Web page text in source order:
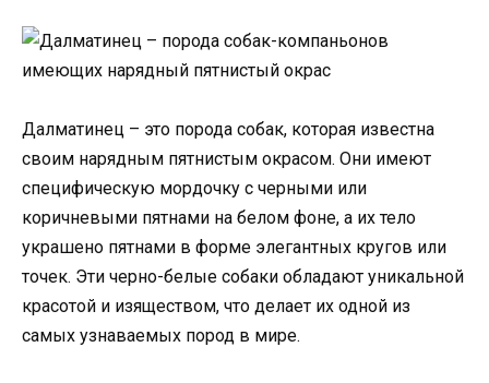
Далматинец – это порода собак, которая известна
своим нарядным пятнистым окрасом. Они имеют
специфическую мордочку с черными или
коричневыми пятнами на белом фоне, а их тело
украшено пятнами в форме элегантных кругов или
точек. Эти черно-белые собаки обладают уникальной
красотой и изяществом, что делает их одной из
самых узнаваемых пород в мире.